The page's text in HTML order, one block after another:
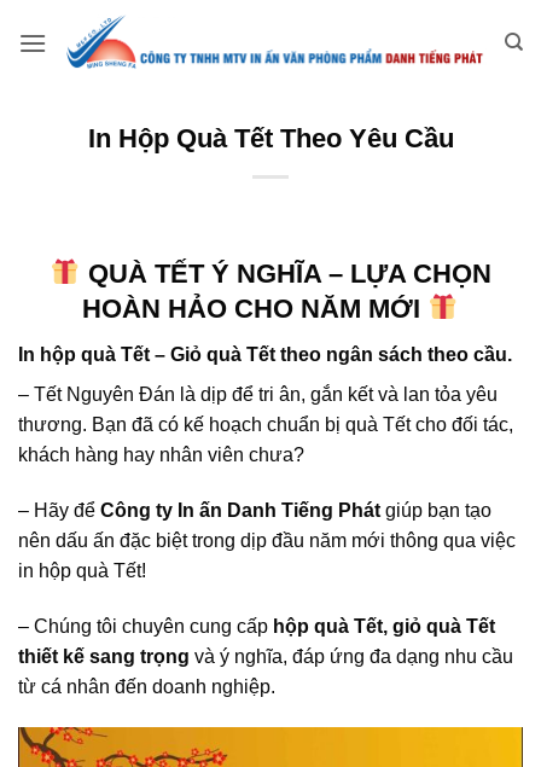
qua
In Hộp Quà Tết Theo Yêu Cầu
QUÀ TẾT Ý NGHĨA – LỰA CHỌN
HOÀN HẢO CHO NĂM MỚI
In hộp quà Tết – Giỏ quà Tết theo ngân sách theo cầu.
– Tết Nguyên Đán là dịp để tri ân, gắn kết và lan tỏa yêu
thương. Bạn đã có kế hoạch chuẩn bị quà Tết cho đối tác,
khách hàng hay nhân viên chưa?
– Hãy để Công ty In ấn Danh Tiếng Phát giúp bạn tạo
nên dấu ấn đặc biệt trong dịp đầu năm mới thông qua việc
in hộp quà Tết!
– Chúng tôi chuyên cung cấp hộp quà Tết, giỏ quà Tết
thiết kế sang trọng và ý nghĩa, đáp ứng đa dạng nhu cầu
từ cá nhân đến doanh nghiệp.